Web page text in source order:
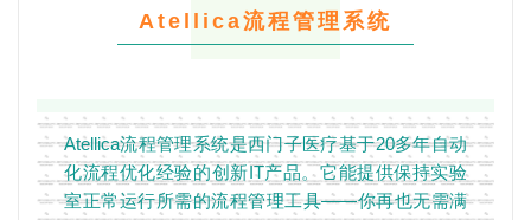
Atellica流程管理系统
Atellica流程管理系统是西门子医疗基于20多年自动
化流程优化经验的创新IT产品。它能提供保持实验
室正常运行所需的流程管理工具——你再也无需满